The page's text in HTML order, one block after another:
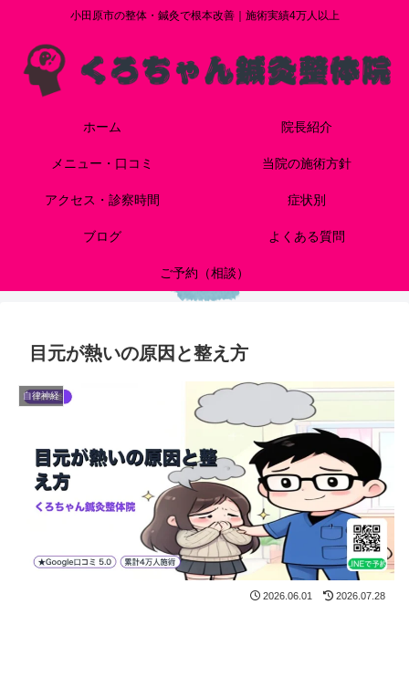
小田原市の整体・鍼灸で根本改善｜施術実績4万人以上
ホーム 院長紹介
メニュー・口コミ 当院の施術方針
アクセス・診察時間 症状別
ブログ よくある質問
ご予約（相談）
目元が熱いの原因と整え方
自律神経
2026.06.01 2026.07.28